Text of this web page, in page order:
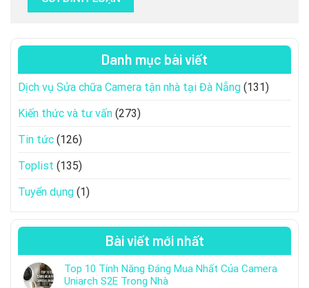
Danh mục bài viết
Dịch vụ Sửa chữa Camera tận nhà tại Đà Nẵng (131)
Kiến thức và tư vấn (273)
Tin tức (126)
Toplist (135)
Tuyển dụng (1)
Bài viết mới nhất
Top 10 Tính Năng Đáng Mua Nhất Của Camera
Uniarch S2E Trong Nhà